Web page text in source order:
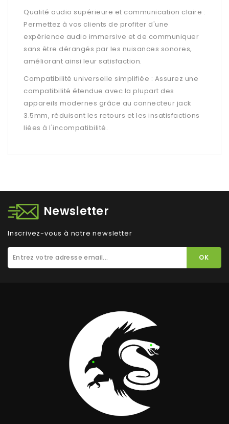
Qualité audio supérieure et communication claire :
Permettez à vos clients de profiter d'une
expérience audio immersive et de communiquer
sans être dérangés par les nuisances sonores,
améliorant ainsi leur satisfaction.
Compatibilité universelle simplifiée : Assurez une
compatibilité étendue avec la plupart des
appareils modernes grâce au connecteur jack
3.5mm, réduisant les retours et les insatisfactions
liées à l'incompatibilité.
Newsletter
Inscrivez-vous à notre newsletter